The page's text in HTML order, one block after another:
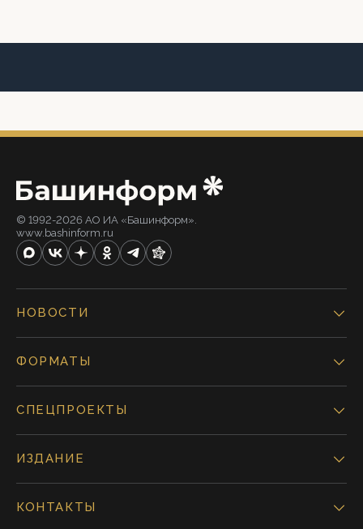
© 1992-2026 АО ИА «Башинформ».
www.bashinform.ru
НОВОСТИ
ФОРМАТЫ
СПЕЦПРОЕКТЫ
ИЗДАНИЕ
КОНТАКТЫ